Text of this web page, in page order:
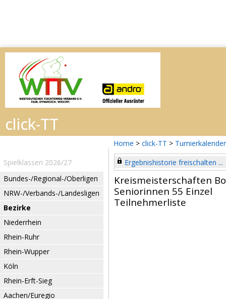
Home > click-TT > Turnierkalender
Spielklassen 2026/27
Bundes-/Regional-/Oberligen
NRW-/Verbands-/Landesligen
Bezirke
Niederrhein
Rhein-Ruhr
Rhein-Wupper
Köln
Rhein-Erft-Sieg
Aachen/Euregio
Ergebnishistorie freischalten ...
Kreismeisterschaften
Seniorinnen 55 Einzel
Teilnehmerliste